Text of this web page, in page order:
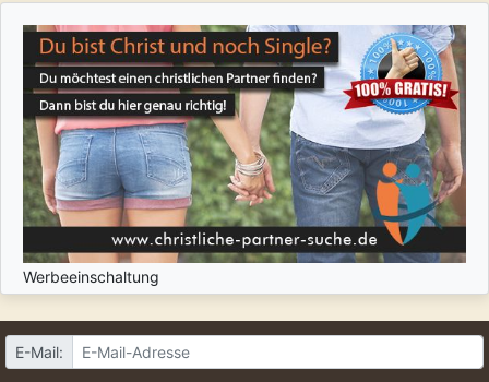
Werbeeinschaltung
E-Mail: